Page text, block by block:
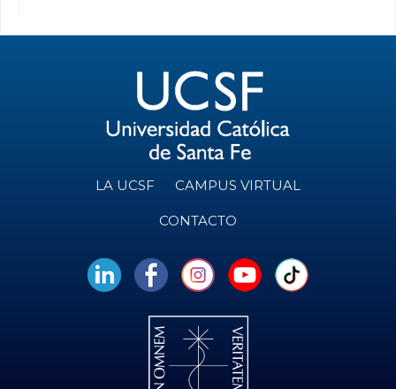
LA UCSF CAMPUS VIRTUAL
CONTACTO